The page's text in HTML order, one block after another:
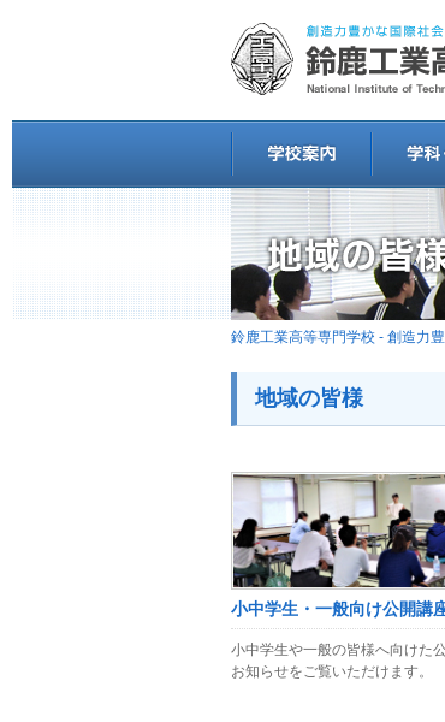
鈴鹿工業高等専門学校 - 創造力
地域の皆様
小中学生・一般向け公開講
小中学生や一般の皆様へ向けた
お知らせをご覧いただけます。